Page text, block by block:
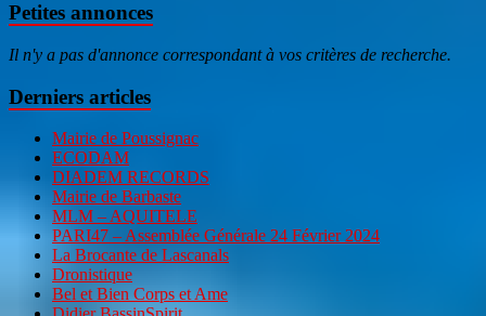
Petites annonces
Il n'y a pas d'annonce correspondant à vos critères de recherche.
Derniers articles
Mairie de Poussignac
ECODAM
DIADEM RECORDS
Mairie de Barbaste
MLM – AQUITELE
PARI47 – Assemblée Générale 24 Février 2024
La Brocante de Lascanals
Dronistique
Bel et Bien Corps et Ame